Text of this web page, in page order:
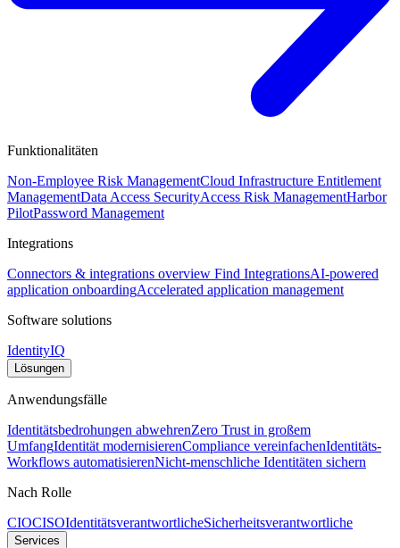
Funktionalitäten
Non-Employee Risk ManagementCloud Infrastructure Entitlement
ManagementData Access SecurityAccess Risk ManagementHarbor
PilotPassword Management
Integrations
Connectors & integrations overview Find IntegrationsAI-powered
application onboardingAccelerated application management
Software solutions
IdentityIQ
Lösungen
Anwendungsfälle
Identitätsbedrohungen abwehrenZero Trust in großem
UmfangIdentität modernisierenCompliance vereinfachenIdentitäts-
Workflows automatisierenNicht-menschliche Identitäten sichern
Nach Rolle
CIOCISOIdentitätsverantwortlicheSicherheitsverantwortliche
Services